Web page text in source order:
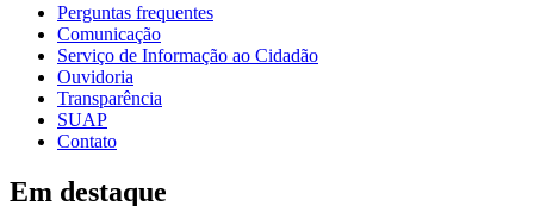
Perguntas frequentes
Comunicação
Serviço de Informação ao Cidadão
Ouvidoria
Transparência
SUAP
Contato
Em destaque